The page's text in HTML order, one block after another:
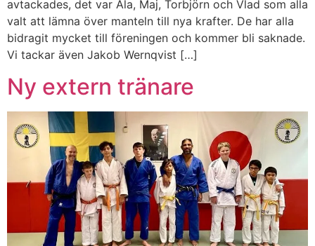
avtackades, det var Ala, Maj, Torbjörn och Vlad som alla
valt att lämna över manteln till nya krafter. De har alla
bidragit mycket till föreningen och kommer bli saknade.
Vi tackar även Jakob Wernqvist […]
Ny extern tränare